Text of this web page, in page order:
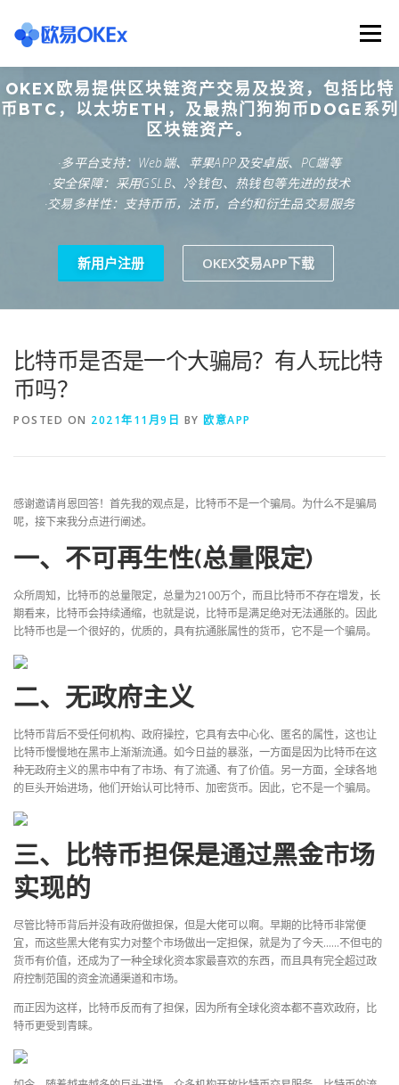
content
Menu
欧意交易所 关于欧意OKX 欧意APP下载
欧意注册网址 欧意交易下载 欧意团队
OKEX欧易提供区块链资产交易及投资，包括比特
币BTC，以太坊ETH，及最热门狗狗币DOGE系列
区块链资产。
·多平台支持：Web端、苹果APP及安卓版、PC端等
·安全保障：采用GSLB、冷钱包、热钱包等先进的技术
·交易多样性：支持币币，法币，合约和衍生品交易服务
新用户注册 OKEX交易APP下载
比特币是否是一个大骗局？有人玩比特
币吗？
POSTED ON 2021年11月9日 BY 欧意APP
感谢邀请肖恩回答！首先我的观点是，比特币不是一个骗局。为什么不是骗局
呢，接下来我分点进行阐述。
一、不可再生性(总量限定)
众所周知，比特币的总量限定，总量为2100万个，而且比特币不存在增发，长
期看来，比特币会持续通缩，也就是说，比特币是满足绝对无法通胀的。因此
比特币也是一个很好的，优质的，具有抗通胀属性的货币，它不是一个骗局。
二、无政府主义
比特币背后不受任何机构、政府操控，它具有去中心化、匿名的属性，这也让
比特币慢慢地在黑市上渐渐流通。如今日益的暴涨，一方面是因为比特币在这
种无政府主义的黑市中有了市场、有了流通、有了价值。另一方面，全球各地
的巨头开始进场，他们开始认可比特币、加密货币。因此，它不是一个骗局。
三、比特币担保是通过黑金市场
实现的
尽管比特币背后并没有政府做担保，但是大佬可以啊。早期的比特币非常便
宜，而这些黑大佬有实力对整个市场做出一定担保，就是为了今天……不但屯的
货币有价值，还成为了一种全球化资本家最喜欢的东西，而且具有完全超过政
府控制范围的资金流通渠道和市场。
而正因为这样，比特币反而有了担保，因为所有全球化资本都不喜欢政府，比
特币更受到青睐。